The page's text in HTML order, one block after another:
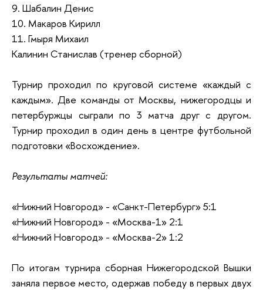
9. Шабалин Денис
10. Макаров Кирилл
11. Гмыря Михаил
Калинин Станислав (тренер сборной)
Турнир проходил по круговой системе «каждый с
каждым». Две команды от Москвы, нижегородцы и
петербуржцы сыграли по 3 матча друг с другом.
Турнир проходил в один день в центре футбольной
подготовки «Восхождение».
Результаты матчей:
«Нижний Новгород» - «Санкт-Петербург» 5:1
«Нижний Новгород» - «Москва-1» 2:1
«Нижний Новгород» - «Москва-2» 1:2
По итогам турнира сборная Нижегородской Вышки
заняла первое место, одержав победу в первых двух